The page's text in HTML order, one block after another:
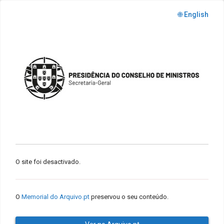
🌐 English
O site foi desactivado.
O Memorial do Arquivo.pt preservou o seu conteúdo.